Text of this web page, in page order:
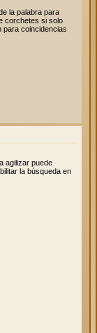
la palabra para
corchetes si solo
coincidencias
agilizar puede
la búsqueda en